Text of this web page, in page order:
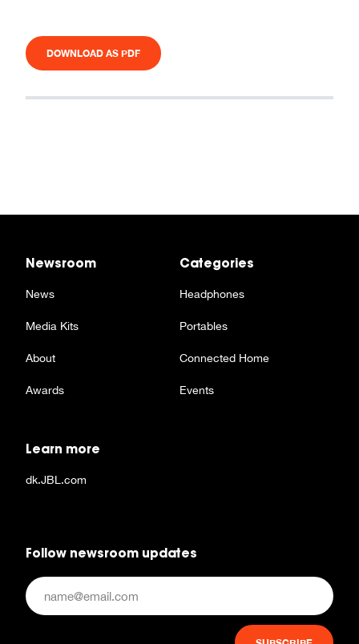
DOWNLOAD AS PDF
Newsroom
News
Media Kits
About
Awards
Categories
Headphones
Portables
Connected Home
Events
Learn more
dk.JBL.com
Follow newsroom updates